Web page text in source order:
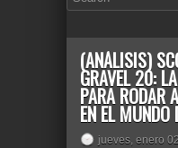
(ANÁLISIS)
GRAVEL 20:
PARA RODAR
EN EL MUNDO
jueves, enero